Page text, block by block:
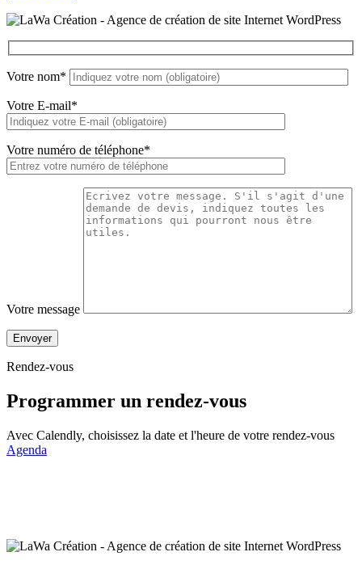
Votre nom*
Votre E-mail*
Votre numéro de téléphone*
Votre message
Envoyer
Rendez-vous
Programmer un rendez-vous
Avec Calendly, choisissez la date et l'heure de votre rendez-vous
Agenda